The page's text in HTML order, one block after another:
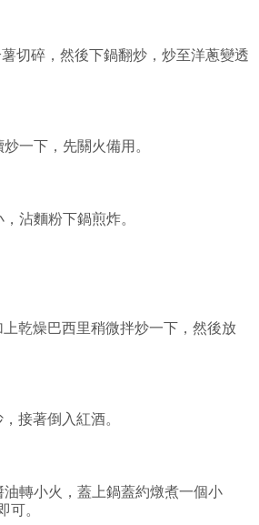
切碎，然後下鍋翻炒，炒至洋蔥變透
一下，先關火備用。
沾麵粉下鍋煎炸。
乾燥巴西里稍微拌炒一下，然後放
接著倒入紅酒。
轉小火，蓋上鍋蓋約燉煮一個小
可。